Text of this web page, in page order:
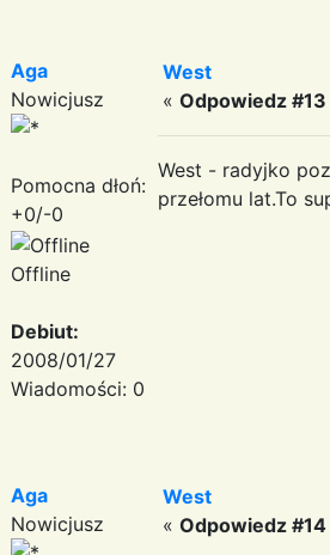
Aga
Nowicjusz
Pomocna dłoń:
+0/-0
Offline
Debiut:
2008/01/27
Wiadomości: 0
West
« Odpowiedz #13
West - radyjko
przełomu lat.To
Aga
Nowicjusz
West
« Odpowiedz #14